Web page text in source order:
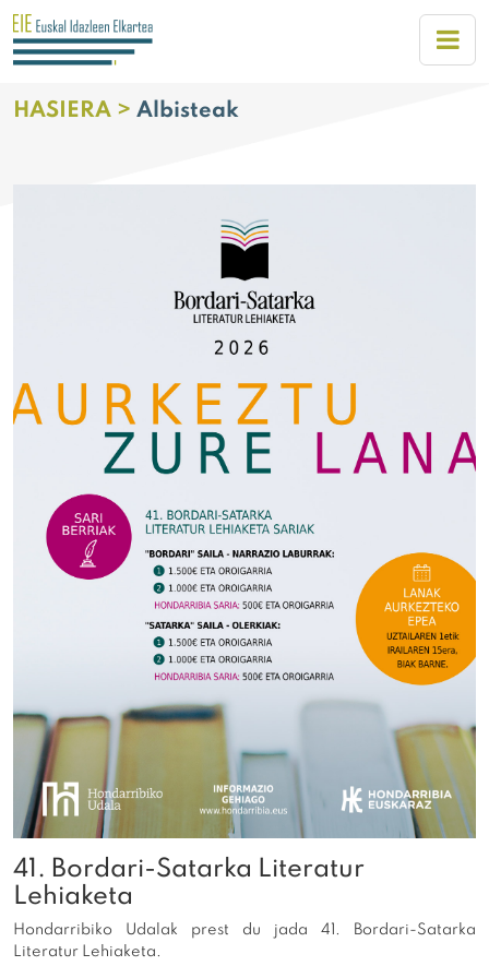
HASIERA > Albisteak
41. Bordari-Satarka Literatur
Lehiaketa
Hondarribiko Udalak prest du jada 41. Bordari-Satarka
Literatur Lehiaketa.